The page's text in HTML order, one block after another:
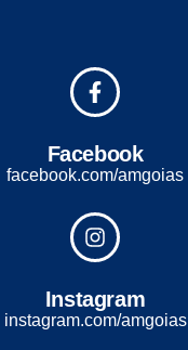
Facebook
facebook.com/amgoias
Instagram
instagram.com/amgoias